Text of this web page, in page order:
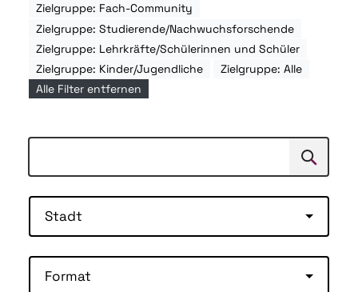
Zielgruppe: Fach-Community
Zielgruppe: Studierende/Nachwuchsforschende
Zielgruppe: Lehrkräfte/Schülerinnen und Schüler
Zielgruppe: Kinder/Jugendliche
Zielgruppe: Alle
Alle Filter entfernen
Suchen
Stadt
Format